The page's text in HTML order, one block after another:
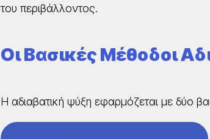
του περιβάλλοντος.
Οι Βασικές Μέθοδοι
Η αδιαβατική ψύξη εφαρμόζεται με δύο